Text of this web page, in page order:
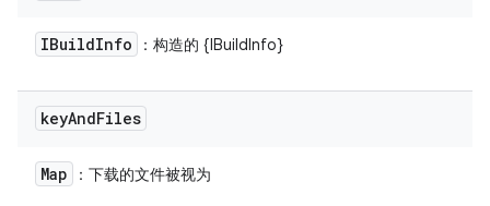
IBuildInfo ：构造的 {IBuildInfo}
keyAndFiles
Map ：下载的文件被视为